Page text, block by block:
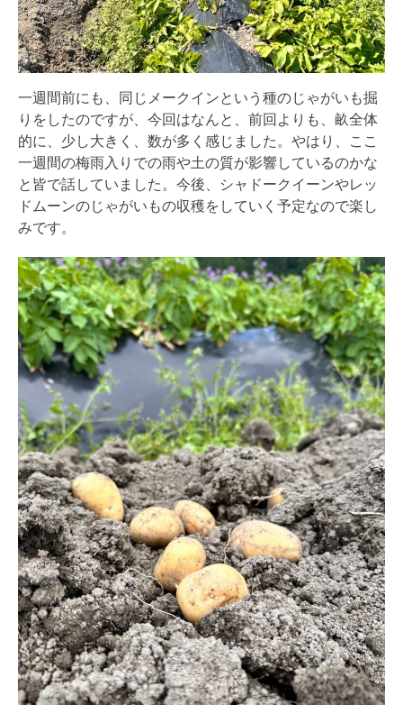
一週間前にも、同じメークインという種のじゃがいも掘
りをしたのですが、今回はなんと、前回よりも、畝全体
的に、少し大きく、数が多く感じました。やはり、ここ
一週間の梅雨入りでの雨や土の質が影響しているのかな
と皆で話していました。今後、シャドークイーンやレッ
ドムーンのじゃがいもの収穫をしていく予定なので楽し
みです。